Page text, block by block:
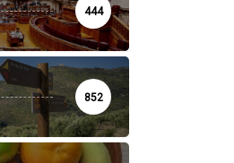
REGIÃO
Região: GNR detém
suspeitos em flagrante
444
852